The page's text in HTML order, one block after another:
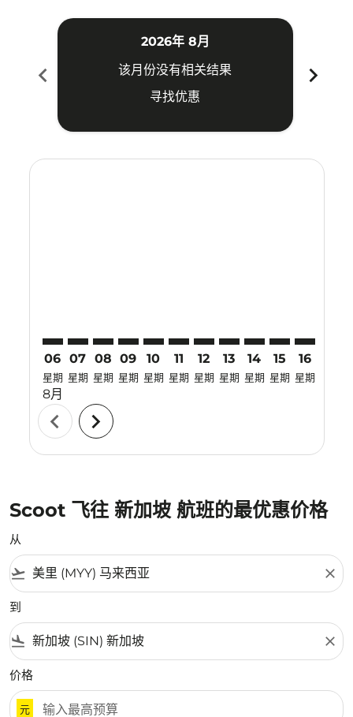
chevron_left
2026年 8月
该月份没有相关结果
寻找优惠
chevron_right
06
星期
8月
07
星期
08
星期
09
星期
10
星期
11
星期
12
星期
13
星期
14
星期
15
星期
16
星期
chevron_left chevron_right
Scoot 飞往 新加坡 航班的最优惠价格
从
flight_takeoff close
到
flight_land close
价格
元